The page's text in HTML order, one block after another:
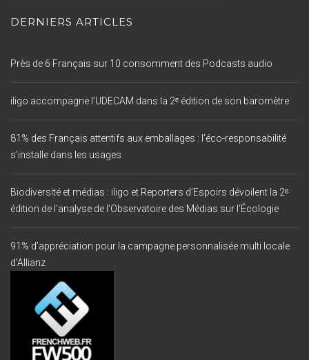
DERNIERS ARTICLES
Près de 6 Français sur 10 consomment des Podcasts audio
iligo accompagne l’UDECAM dans la 2ᵉ édition de son baromètre
81% des Français attentifs aux emballages : l’éco-responsabilité
s’installe dans les usages
Biodiversité et médias : iligo et Reporters d’Espoirs dévoilent la 2ᵉ
édition de l’analyse de l’Observatoire des Médias sur l’Écologie
91% d’appréciation pour la campagne personnalisée multi locale
d’Allianz